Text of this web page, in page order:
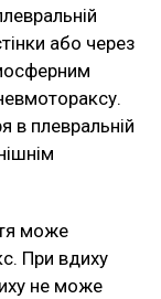
або через
в плевральній
може
При вдиху
не може